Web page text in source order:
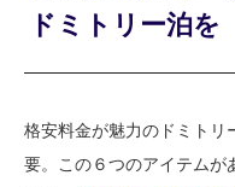
ドミトリー泊を
格安料金が魅力のドミトリ
要。この６つのアイテムが